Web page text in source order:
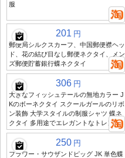
服
201 円
郵便局シルクスカーフ、中国郵便襟ヘッ
ド、花の結び目なし郵便ネクタイ、メン
ズ郵便貯蓄銀行蝶ネクタイ
306 円
大きなフィッシュテールの無地カラー J
Kのボーネクタイ スクールガールのリボ
ン装飾 大学スタイルの制服シャツ 蝶ネ
クタイ 多用途でエレガントなトレンド
250 円
フラワー・サウザンドピッグ JK 単色蝶